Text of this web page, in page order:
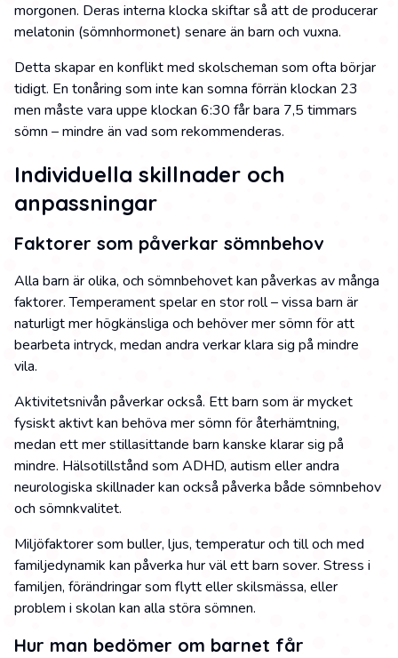
morgonen. Deras interna klocka skiftar så att de producerar
melatonin (sömnhormonet) senare än barn och vuxna.
Detta skapar en konflikt med skolscheman som ofta börjar
tidigt. En tonåring som inte kan somna förrän klockan 23
men måste vara uppe klockan 6:30 får bara 7,5 timmars
sömn – mindre än vad som rekommenderas.
Individuella skillnader och
anpassningar
Faktorer som påverkar sömnbehov
Alla barn är olika, och sömnbehovet kan påverkas av många
faktorer. Temperament spelar en stor roll – vissa barn är
naturligt mer högkänsliga och behöver mer sömn för att
bearbeta intryck, medan andra verkar klara sig på mindre
vila.
Aktivitetsnivån påverkar också. Ett barn som är mycket
fysiskt aktivt kan behöva mer sömn för återhämtning,
medan ett mer stillasittande barn kanske klarar sig på
mindre. Hälsotillstånd som ADHD, autism eller andra
neurologiska skillnader kan också påverka både sömnbehov
och sömnkvalitet.
Miljöfaktorer som buller, ljus, temperatur och till och med
familjedynamik kan påverka hur väl ett barn sover. Stress i
familjen, förändringar som flytt eller skilsmässa, eller
problem i skolan kan alla störa sömnen.
Hur man bedömer om barnet får